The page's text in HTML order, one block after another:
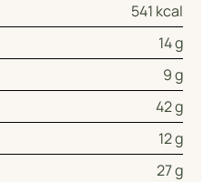
541 kcal
14 g
9 g
42 g
12 g
27 g